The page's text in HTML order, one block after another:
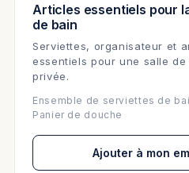
Articles essentiels pour
de bain
Serviettes, organisateur et
essentiels pour une salle
privée.
Ensemble de serviettes de
Panier de douche
Ajouter à mon